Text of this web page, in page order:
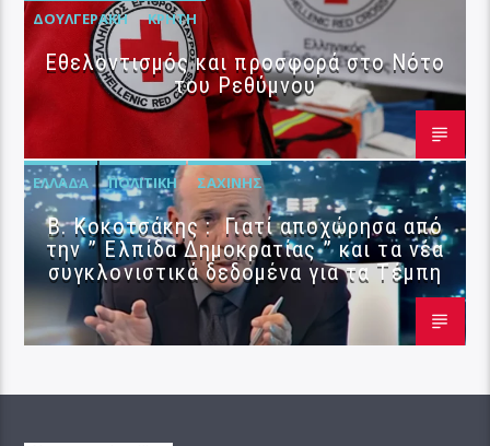
ΔΟΥΛΓΕΡΆΚΗ ΚΡΉΤΗ
Εθελοντισμός και προσφορά στο Νότο
του Ρεθύμνου
ΕΛΛΆΔΑ ΠΟΛΙΤΙΚΉ ΣΑΧΊΝΗΣ
Β. Κοκοτσάκης : Γιατί αποχώρησα από
την ” Ελπίδα Δημοκρατίας ” και τα νέα
συγκλονιστικά δεδομένα για τα Τέμπη